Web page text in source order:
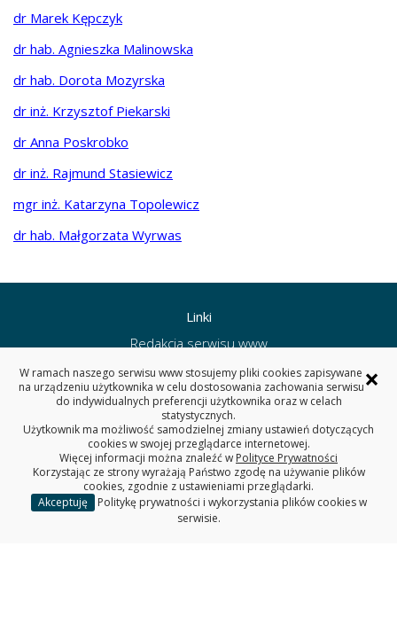
dr Marek Kępczyk
dr hab. Agnieszka Malinowska
dr hab. Dorota Mozyrska
dr inż. Krzysztof Piekarski
dr Anna Poskrobko
dr inż. Rajmund Stasiewicz
mgr inż. Katarzyna Topolewicz
dr hab. Małgorzata Wyrwas
Linki
Redakcja serwisu www
Deklaracja dostępności
Polityka prywatności
Wydział Informatyki PB
WYDZIAŁ INFORMATYKI
POLITECHNIKA BIAŁOSTOCKA
ul. Wiejska 45A, 15-351 Białystok
×
W ramach naszego serwisu www stosujemy pliki cookies zapisywane
na urządzeniu użytkownika w celu dostosowania zachowania serwisu
do indywidualnych preferencji użytkownika oraz w celach
statystycznych.
Użytkownik ma możliwość samodzielnej zmiany ustawień dotyczących
cookies w swojej przeglądarce internetowej.
Więcej informacji można znaleźć w Polityce Prywatności
Korzystając ze strony wyrażają Państwo zgodę na używanie plików
cookies, zgodnie z ustawieniami przeglądarki.
Akceptuję
Politykę prywatności i wykorzystania plików cookies w
serwisie.